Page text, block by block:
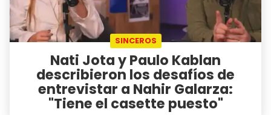
SINCEROS
Nati Jota y Paulo Kablan
describieron los desafíos de
entrevistar a Nahir Galarza:
"Tiene el casette puesto"